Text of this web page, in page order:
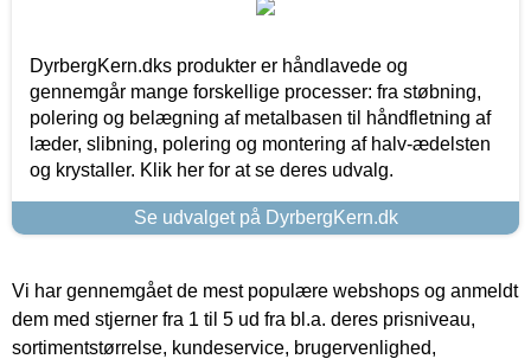
DyrbergKern.dks produkter er håndlavede og
gennemgår mange forskellige processer: fra støbning,
polering og belægning af metalbasen til håndfletning af
læder, slibning, polering og montering af halv-ædelsten
og krystaller. Klik her for at se deres udvalg.
Se udvalget på DyrbergKern.dk
Vi har gennemgået de mest populære webshops og anmeldt
dem med stjerner fra 1 til 5 ud fra bl.a. deres prisniveau,
sortimentstørrelse, kundeservice, brugervenlighed,